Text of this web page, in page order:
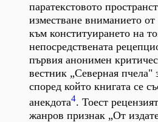
паратекстовото
изместване вниманието от
към конституирането на
непосредствената
първия анонимен
вестник „Северная пчела"
според който книгата се
анекдота4. Тоест
жанров признак „От